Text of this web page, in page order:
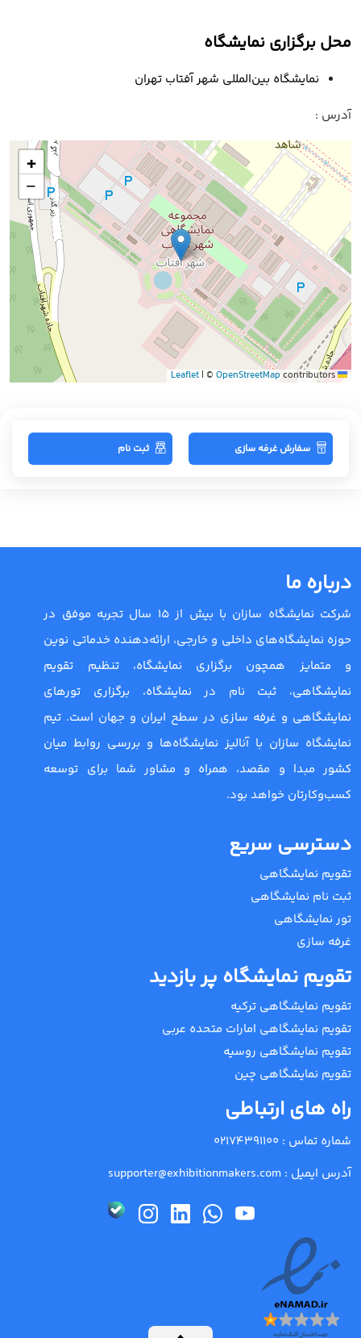
محل برگزاری نمایشگاه
نمایشگاه بین‌المللی شهر آفتاب تهران
آدرس :
+
−
| © OpenStreetMap contributors
سفارش غرفه سازی ثبت نام
درباره ما
شرکت نمایشگاه سازان با بیش از 15 سال تجربه موفق در
حوزه نمایشگاه‌های داخلی و خارجی، ارائه‌دهنده خدماتی نوین
و متمایز همچون برگزاری نمایشگاه، تنظیم تقویم
نمایشگاهی، ثبت نام در نمایشگاه، برگزاری تورهای
نمایشگاهی و غرفه سازی در سطح ایران و جهان است. تیم
نمایشگاه سازان با آنالیز نمایشگاه‌ها و بررسی روابط میان
کشور مبدا و مقصد، همراه و مشاور شما برای توسعه
کسب‌وکارتان خواهد بود.
دسترسی سریع
تقویم نمایشگاهی
ثبت نام نمایشگاهی
تور نمایشگاهی
غرفه سازی
تقویم نمایشگاه پر بازدید
تقویم نمایشگاهی ترکیه
تقویم نمایشگاهی امارات متحده عربی
تقویم نمایشگاهی روسیه
تقویم نمایشگاهی چین
راه های ارتباطی
شماره تماس : 02174391100
آدرس ایمیل : supporter@exhibitionmakers.com